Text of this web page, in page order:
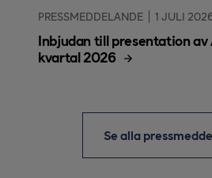
PRESSMEDDELANDE 1 JULI
Inbjudan till presentation av
kvartal 2026
Se alla